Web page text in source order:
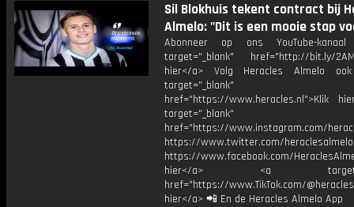
Sil Blokhuis tekent contract bij
Almelo: "Dit is een mooie stap
Abonneer op ons YouTube-
target="_blank" href="http://bit.ly/
hier</a> Volg Heracles Almelo
target="_blank"
href="https://www.heracles.nl">Klik
target="_blank"
href="https://www.instagram.com/
https://www.twitter.com/heraclesalmelo
https://www.facebook.com/
hier</a> <a
href="https://www.TikTok.com/
hier</a> 📲 En de Heracles Almelo App